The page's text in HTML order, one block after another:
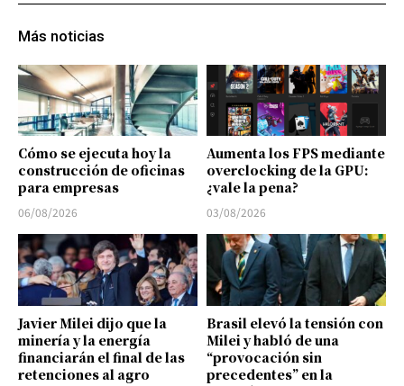
Más noticias
Cómo se ejecuta hoy la
construcción de oficinas
para empresas
06/08/2026
Aumenta los FPS mediante
overclocking de la GPU:
¿vale la pena?
03/08/2026
Javier Milei dijo que la
minería y la energía
financiarán el final de las
retenciones al agro
Brasil elevó la tensión con
Milei y habló de una
“provocación sin
precedentes” en la